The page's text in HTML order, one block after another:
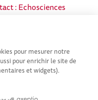
pour mesurer notre
pour enrichir le site de
et widgets).
: Echosciences
de la région.
|CGU